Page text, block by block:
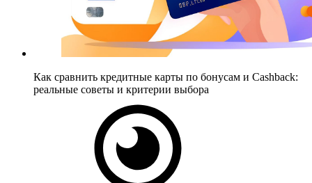
Как сравнить кредитные карты по бонусам и Cashback:
реальные советы и критерии выбора